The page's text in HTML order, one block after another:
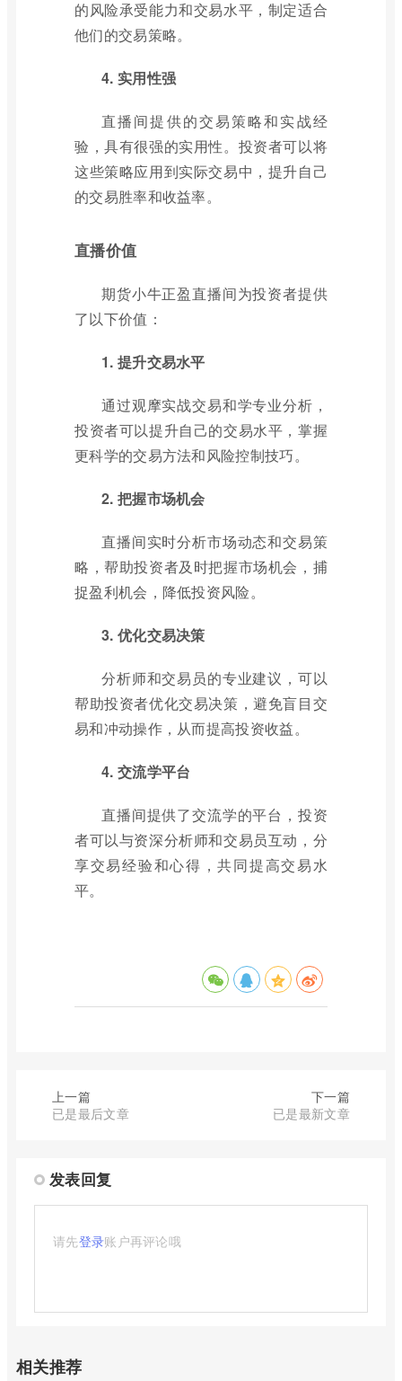
的风险承受能力和交易水平，制定适合
他们的交易策略。
4. 实用性强
直播间提供的交易策略和实战经
验，具有很强的实用性。投资者可以将
这些策略应用到实际交易中，提升自己
的交易胜率和收益率。
直播价值
期货小牛正盈直播间为投资者提供
了以下价值：
1. 提升交易水平
通过观摩实战交易和学专业分析，
投资者可以提升自己的交易水平，掌握
更科学的交易方法和风险控制技巧。
2. 把握市场机会
直播间实时分析市场动态和交易策
略，帮助投资者及时把握市场机会，捕
捉盈利机会，降低投资风险。
3. 优化交易决策
分析师和交易员的专业建议，可以
帮助投资者优化交易决策，避免盲目交
易和冲动操作，从而提高投资收益。
4. 交流学平台
直播间提供了交流学的平台，投资
者可以与资深分析师和交易员互动，分
享交易经验和心得，共同提高交易水
平。
上一篇
已是最后文章
下一篇
已是最新文章
发表回复
请先登录账户再评论哦
相关推荐